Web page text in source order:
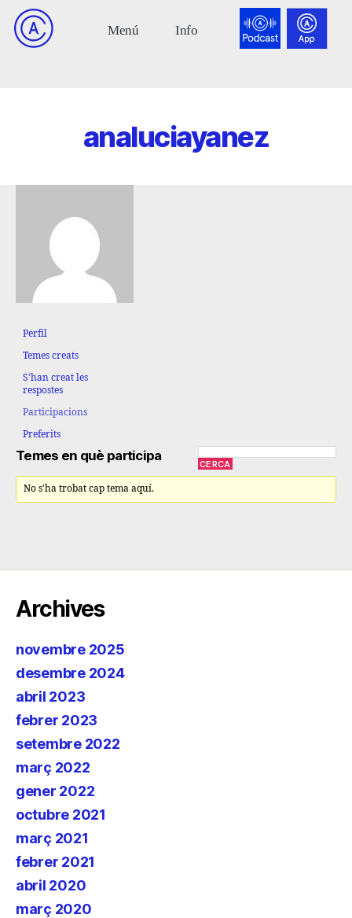
analuciayanez
Perfil
Temes creats
S'han creat les
respostes
Participacions
Preferits
Temes en què participa
No s'ha trobat cap tema aquí.
Archives
novembre 2025
desembre 2024
abril 2023
febrer 2023
setembre 2022
març 2022
gener 2022
octubre 2021
març 2021
febrer 2021
abril 2020
març 2020